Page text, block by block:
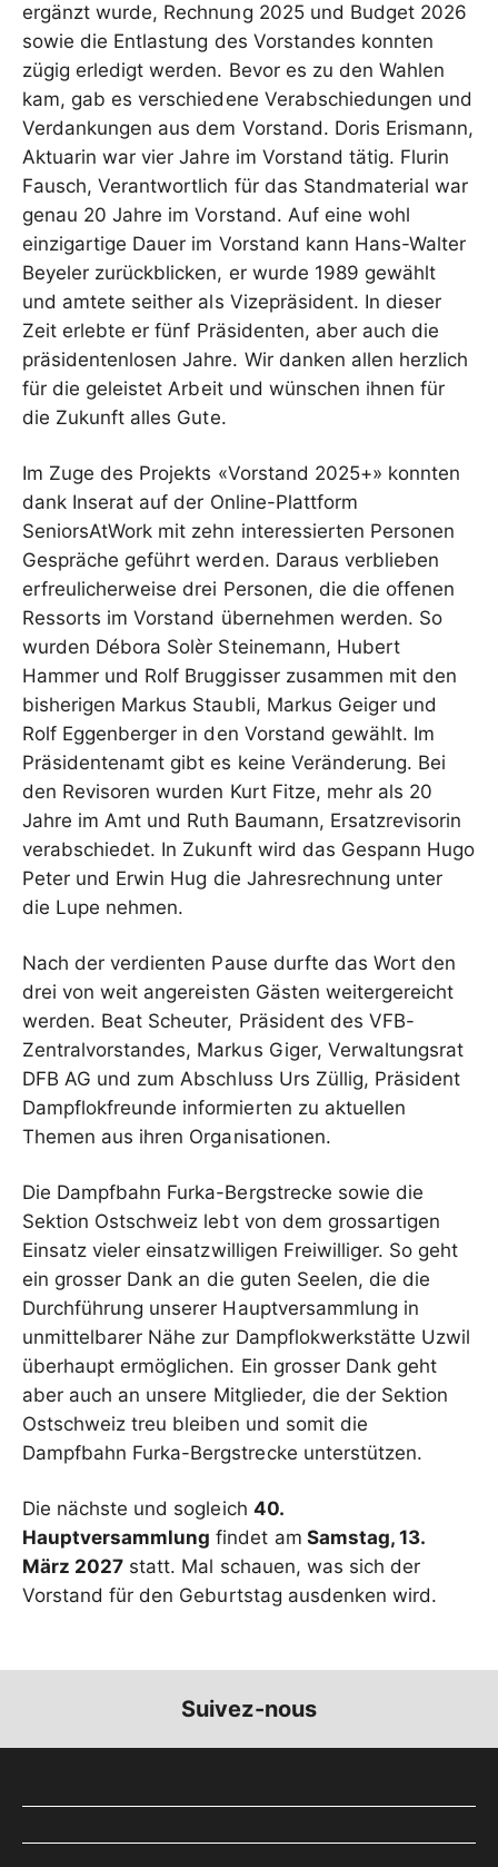
ergänzt wurde, Rechnung 2025 und Budget 2026
sowie die Entlastung des Vorstandes konnten
zügig erledigt werden. Bevor es zu den Wahlen
kam, gab es verschiedene Verabschiedungen und
Verdankungen aus dem Vorstand. Doris Erismann,
Aktuarin war vier Jahre im Vorstand tätig. Flurin
Fausch, Verantwortlich für das Standmaterial war
genau 20 Jahre im Vorstand. Auf eine wohl
einzigartige Dauer im Vorstand kann Hans-Walter
Beyeler zurückblicken, er wurde 1989 gewählt
und amtete seither als Vizepräsident. In dieser
Zeit erlebte er fünf Präsidenten, aber auch die
präsidentenlosen Jahre. Wir danken allen herzlich
für die geleistet Arbeit und wünschen ihnen für
die Zukunft alles Gute.
Im Zuge des Projekts «Vorstand 2025+» konnten
dank Inserat auf der Online-Plattform
SeniorsAtWork mit zehn interessierten Personen
Gespräche geführt werden. Daraus verblieben
erfreulicherweise drei Personen, die die offenen
Ressorts im Vorstand übernehmen werden. So
wurden Débora Solèr Steinemann, Hubert
Hammer und Rolf Bruggisser zusammen mit den
bisherigen Markus Staubli, Markus Geiger und
Rolf Eggenberger in den Vorstand gewählt. Im
Präsidentenamt gibt es keine Veränderung. Bei
den Revisoren wurden Kurt Fitze, mehr als 20
Jahre im Amt und Ruth Baumann, Ersatzrevisorin
verabschiedet. In Zukunft wird das Gespann Hugo
Peter und Erwin Hug die Jahresrechnung unter
die Lupe nehmen.
Nach der verdienten Pause durfte das Wort den
drei von weit angereisten Gästen weitergereicht
werden. Beat Scheuter, Präsident des VFB-
Zentralvorstandes, Markus Giger, Verwaltungsrat
DFB AG und zum Abschluss Urs Züllig, Präsident
Dampflokfreunde informierten zu aktuellen
Themen aus ihren Organisationen.
Die Dampfbahn Furka-Bergstrecke sowie die
Sektion Ostschweiz lebt von dem grossartigen
Einsatz vieler einsatzwilligen Freiwilliger. So geht
ein grosser Dank an die guten Seelen, die die
Durchführung unserer Hauptversammlung in
unmittelbarer Nähe zur Dampflokwerkstätte Uzwil
überhaupt ermöglichen. Ein grosser Dank geht
aber auch an unsere Mitglieder, die der Sektion
Ostschweiz treu bleiben und somit die
Dampfbahn Furka-Bergstrecke unterstützen.
Die nächste und sogleich 40.
Hauptversammlung findet am Samstag, 13.
März 2027 statt. Mal schauen, was sich der
Suivez-nous